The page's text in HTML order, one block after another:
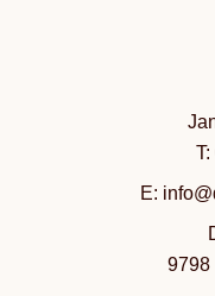
E:
9798